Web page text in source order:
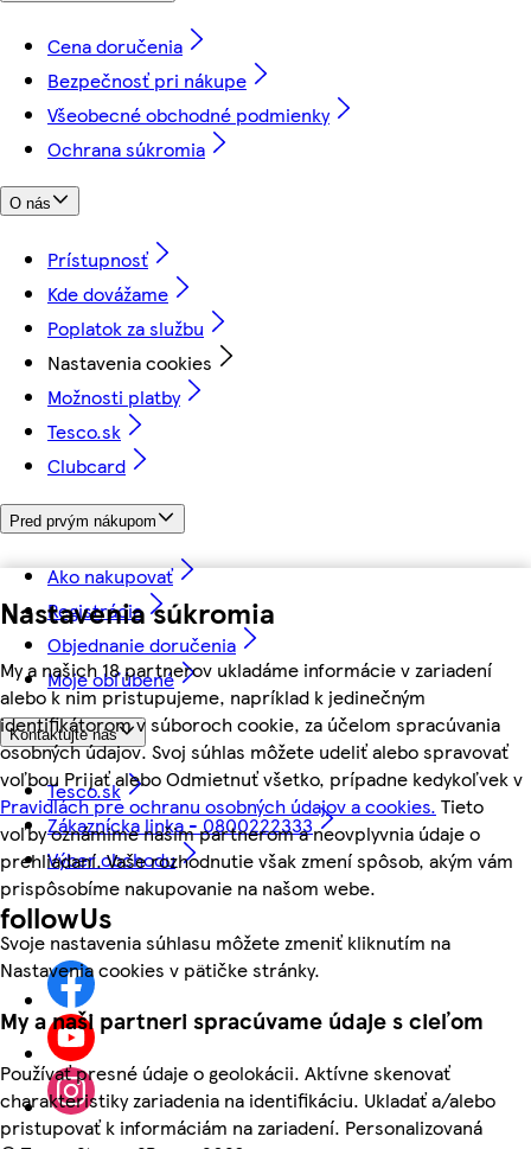
Nastavenia súkromia
My a našich 18 partnerov ukladáme informácie v zariadení
alebo k nim pristupujeme, napríklad k jedinečným
identifikátorom v súboroch cookie, za účelom spracúvania
osobných údajov. Svoj súhlas môžete udeliť alebo spravovať
voľbou Prijať alebo Odmietnuť všetko, prípadne kedykoľvek v
Pravidlách pre ochranu osobných údajov a cookies. Tieto
voľby oznámime našim partnerom a neovplyvnia údaje o
prehliadaní. Vaše rozhodnutie však zmení spôsob, akým vám
prispôsobíme nakupovanie na našom webe.
Svoje nastavenia súhlasu môžete zmeniť kliknutím na
Nastavenia cookies v pätičke stránky.
My a naši partneri spracúvame údaje s cieľom
Používať presné údaje o geolokácii. Aktívne skenovať
charakteristiky zariadenia na identifikáciu. Ukladať a/alebo
pristupovať k informáciám na zariadení. Personalizovaná
Cena doručenia
Bezpečnosť pri nákupe
Všeobecné obchodné podmienky
Ochrana súkromia
O nás
Prístupnosť
Kde dovážame
Poplatok za službu
Nastavenia cookies
Možnosti platby
Tesco.sk
Clubcard
Pred prvým nákupom
Ako nakupovať
Registrácia
Objednanie doručenia
Moje obľúbené
Kontaktujte nás
Tesco.sk
Zákaznícka linka - 0800222333
Výber obchodu
followUs